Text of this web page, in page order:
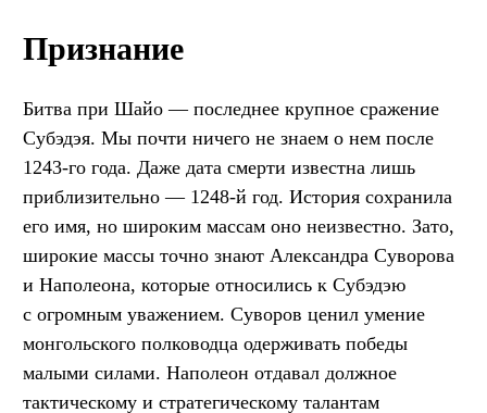
Признание
Битва при Шайо — последнее крупное сражение
Субэдэя. Мы почти ничего не знаем о нем после
1243-го года. Даже дата смерти известна лишь
приблизительно — 1248-й год. История сохранила
его имя, но широким массам оно неизвестно. Зато,
широкие массы точно знают Александра Суворова
и Наполеона, которые относились к Субэдэю
с огромным уважением. Суворов ценил умение
монгольского полководца одерживать победы
малыми силами. Наполеон отдавал должное
тактическому и стратегическому талантам